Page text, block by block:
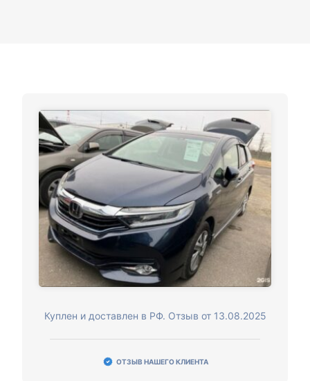
Куплен и доставлен в РФ. Отзыв от 13.08.2025
ОТЗЫВ НАШЕГО КЛИЕНТА